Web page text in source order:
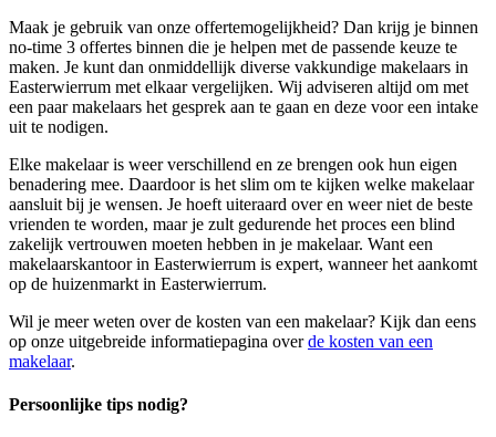
Maak je gebruik van onze offertemogelijkheid? Dan krijg je binnen
no-time 3 offertes binnen die je helpen met de passende keuze te
maken. Je kunt dan onmiddellijk diverse vakkundige makelaars in
Easterwierrum met elkaar vergelijken. Wij adviseren altijd om met
een paar makelaars het gesprek aan te gaan en deze voor een intake
uit te nodigen.
Elke makelaar is weer verschillend en ze brengen ook hun eigen
benadering mee. Daardoor is het slim om te kijken welke makelaar
aansluit bij je wensen. Je hoeft uiteraard over en weer niet de beste
vrienden te worden, maar je zult gedurende het proces een blind
zakelijk vertrouwen moeten hebben in je makelaar. Want een
makelaarskantoor in Easterwierrum is expert, wanneer het aankomt
op de huizenmarkt in Easterwierrum.
Wil je meer weten over de kosten van een makelaar? Kijk dan eens
op onze uitgebreide informatiepagina overde kosten van een
makelaar.
Persoonlijke tips nodig?